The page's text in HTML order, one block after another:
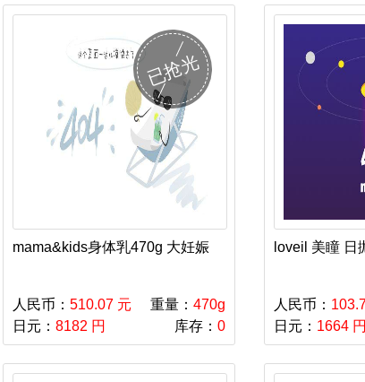
已抢光
mama&kids身体乳470g 大妊娠
人民币： 510.07 元 重量： 470g
日元： 8182 円 库存： 0
loveil 美瞳 日
人民币：
日元： 1664 円